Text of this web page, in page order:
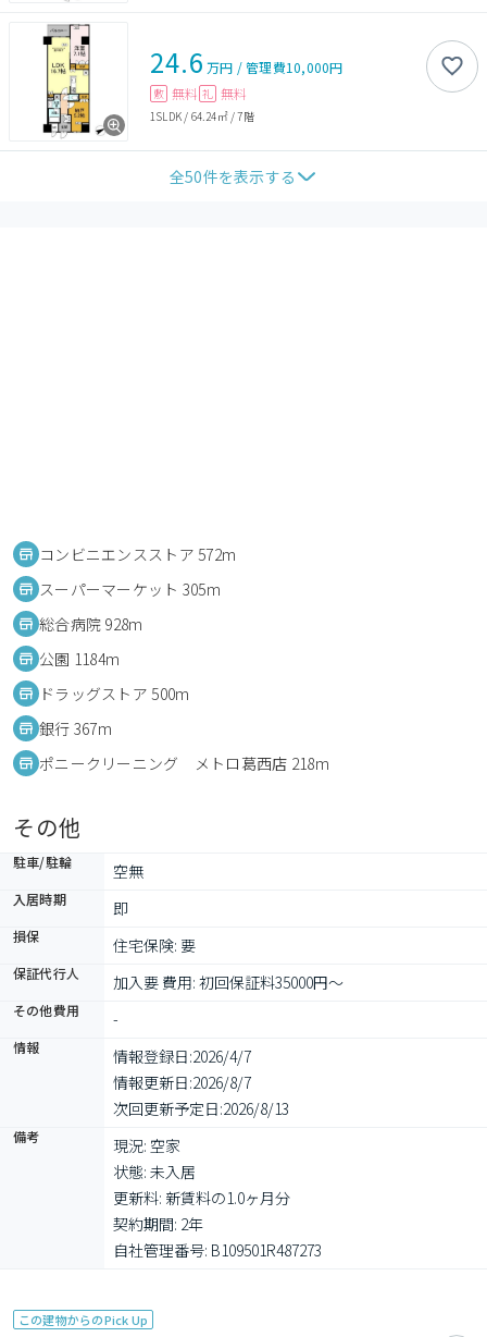
24.6 万円 /管理費10,000円
敷 無料 礼 無料
1SLDK / 64.24㎡/7階
全50件を表示する
コンビニエンスストア 572m
スーパーマーケット 305m
総合病院 928m
公園 1184m
ドラッグストア 500m
銀行 367m
ポニークリーニング メトロ葛西店 218m
その他
駐車/駐輪 空無
入居時期 即
損保 住宅保険: 要
保証代行人 加入要 費用: 初回保証料35000円～
その他費用 -
情報 情報登録日:2026/4/7
情報更新日:2026/8/7
次回更新予定日:2026/8/13
備考
現況: 空家
状態: 未入居
更新料: 新賃料の1.0ヶ月分
契約期間: 2年
自社管理番号: B109501R487273
この建物からのPick Up